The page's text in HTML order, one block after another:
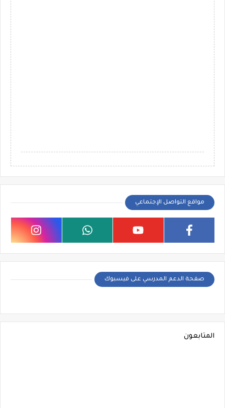
مواقع التواصل الإجتماعي
صفحة الدعم المدرسي على فيسبوك
المتابعون